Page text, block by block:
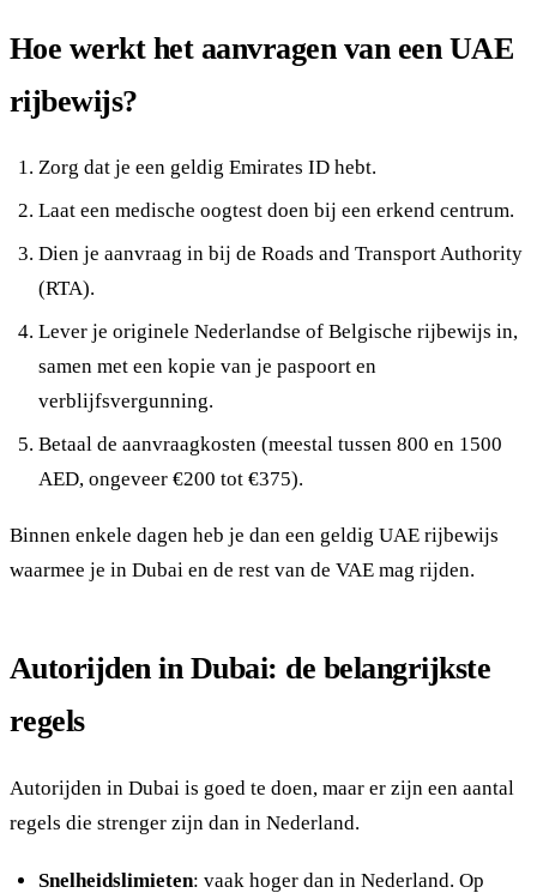
Hoe werkt het aanvragen van een UAE
rijbewijs?
Zorg dat je een geldig Emirates ID hebt.
Laat een medische oogtest doen bij een erkend centrum.
Dien je aanvraag in bij de Roads and Transport Authority
(RTA).
Lever je originele Nederlandse of Belgische rijbewijs in,
samen met een kopie van je paspoort en
verblijfsvergunning.
Betaal de aanvraagkosten (meestal tussen 800 en 1500
AED, ongeveer €200 tot €375).
Binnen enkele dagen heb je dan een geldig UAE rijbewijs
waarmee je in Dubai en de rest van de VAE mag rijden.
Autorijden in Dubai: de belangrijkste
regels
Autorijden in Dubai is goed te doen, maar er zijn een aantal
regels die strenger zijn dan in Nederland.
Snelheidslimieten: vaak hoger dan in Nederland. Op